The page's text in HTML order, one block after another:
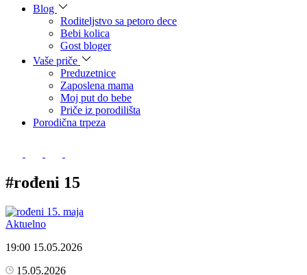
Blog
Roditeljstvo sa petoro dece
Bebi kolica
Gost bloger
Vaše priče
Preduzetnice
Zaposlena mama
Moj put do bebe
Priče iz porodilišta
Porodična trpeza
#rođeni 15
Aktuelno
19:00 15.05.2026
15.05.2026